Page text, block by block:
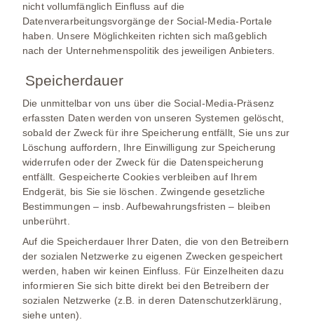
nicht vollumfänglich Einfluss auf die
Datenverarbeitungsvorgänge der Social-Media-Portale
haben. Unsere Möglichkeiten richten sich maßgeblich
nach der Unternehmenspolitik des jeweiligen Anbieters.
Speicherdauer
Die unmittelbar von uns über die Social-Media-Präsenz
erfassten Daten werden von unseren Systemen gelöscht,
sobald der Zweck für ihre Speicherung entfällt, Sie uns zur
Löschung auffordern, Ihre Einwilligung zur Speicherung
widerrufen oder der Zweck für die Datenspeicherung
entfällt. Gespeicherte Cookies verbleiben auf Ihrem
Endgerät, bis Sie sie löschen. Zwingende gesetzliche
Bestimmungen – insb. Aufbewahrungsfristen – bleiben
unberührt.
Auf die Speicherdauer Ihrer Daten, die von den Betreibern
der sozialen Netzwerke zu eigenen Zwecken gespeichert
werden, haben wir keinen Einfluss. Für Einzelheiten dazu
informieren Sie sich bitte direkt bei den Betreibern der
sozialen Netzwerke (z.B. in deren Datenschutzerklärung,
siehe unten).